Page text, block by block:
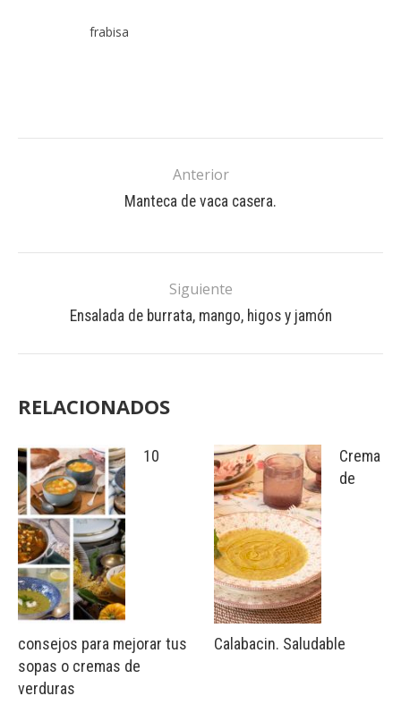
frabisa
Anterior
Manteca de vaca casera.
Siguiente
Ensalada de burrata, mango, higos y jamón
RELACIONADOS
10
consejos para mejorar tus
sopas o cremas de
verduras
Crema
de
Calabacin. Saludable